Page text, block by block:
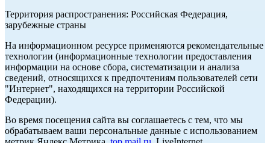
Территория распространения: Российская Федерация,
зарубежные страны
На информационном ресурсе применяются рекомендательные
технологии (информационные технологии предоставления
информации на основе сбора, систематизации и анализа
сведений, относящихся к предпочтениям пользователей сети
"Интернет", находящихся на территории Российской
Федерации).
Во время посещения сайта вы соглашаетесь с тем, что мы
обрабатываем ваши персональные данные с использованием